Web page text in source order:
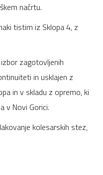
načrtu.
tistim iz Sklopa 4, z
zagotovljenih
in usklajen z
in v skladu z opremo, ki
v Novi Gorici.
kolesarskih stez,